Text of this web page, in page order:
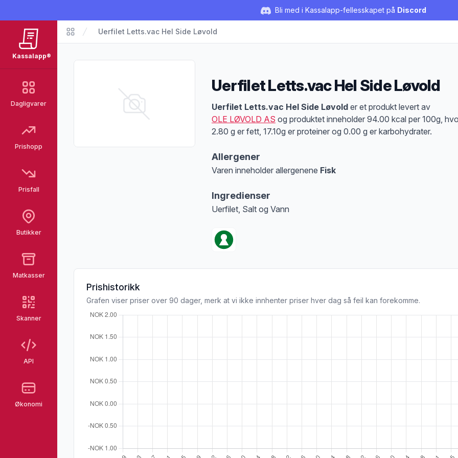
Bli med i Kassalapp-fellesskapet på Discord
Kassalapp®
Dagligvarer
Prishopp
Prisfall
Butikker
Matkasser
Skanner
API
Økonomi
Matvarer
Uerfilet Letts.vac Hel Side Løvold
Uerfilet Letts.vac Hel Side Løvold
Produktbeskrivelse
Uerfilet Letts.vac Hel Side Løvold er et produkt levert av
OLE LØVOLD AS og produktet inneholder 94.00 kcal per 100g,
2.80 g er fett, 17.10g er proteiner og 0.00 g er karbohydrater.
Allergener
Varen inneholder allergenene Fisk
at denne informasjonen er bare til informasjon, sjekk pakkningen og
Ingredienser
Uerfilet, Salt og Vann
Prishistorikk
Grafen viser priser over 90 dager, merk at vi ikke innhenter priser hver dag så feil kan forekomme.